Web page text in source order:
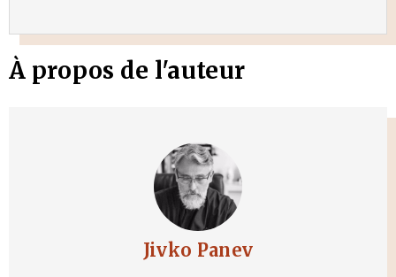
À propos de l'auteur
Jivko Panev